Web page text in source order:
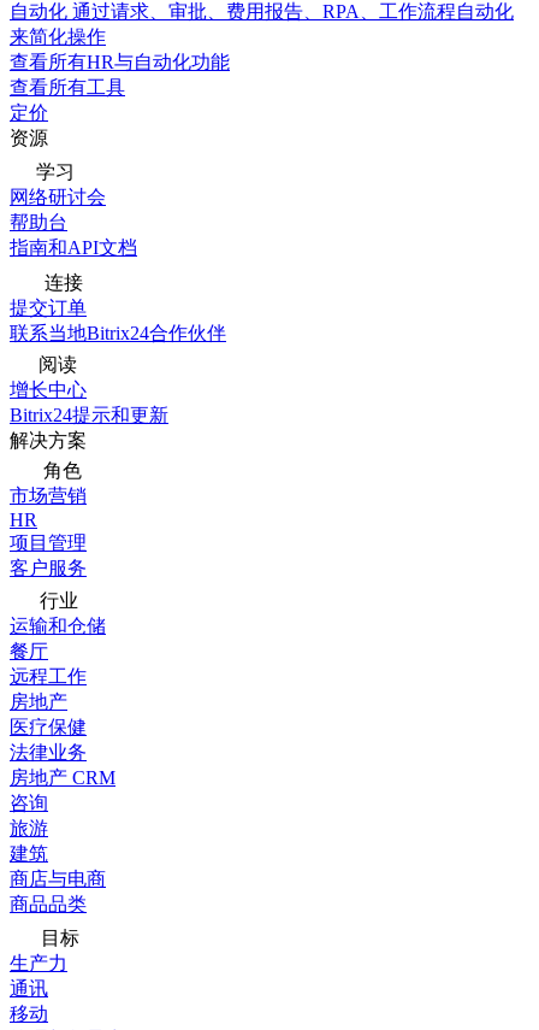
自动化 通过请求、审批、费用报告、RPA、工作流程自动化
来简化操作
查看所有HR与自动化功能
查看所有工具
定价
资源
学习
网络研讨会
帮助台
指南和API文档
连接
提交订单
联系当地Bitrix24合作伙伴
阅读
增长中心
Bitrix24提示和更新
解决方案
角色
市场营销
HR
项目管理
客户服务
行业
运输和仓储
餐厅
远程工作
房地产
医疗保健
法律业务
房地产 CRM
咨询
旅游
建筑
商店与电商
商品品类
目标
生产力
通讯
移动